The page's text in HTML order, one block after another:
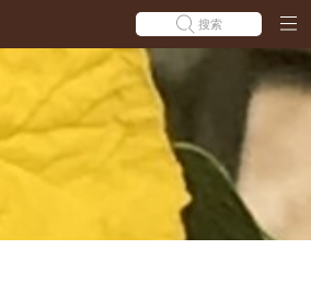
搜索